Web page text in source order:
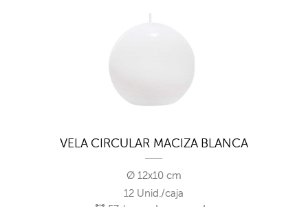
VELA CIRCULAR MACIZA BLANCA
Ø 12x10 cm
12 Unid./caja